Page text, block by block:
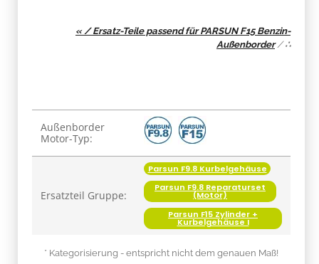
« / Ersatz-Teile passend für PARSUN F15 Benzin-
Außenborder/∴
Produkteigenschaft
Wert
Außenborder
Motor-Typ:
Ersatzteil Gruppe:
Parsun F9.8 Kurbelgehäuse
Parsun F9.8 Reparaturset
(Motor)
Parsun F15 Zylinder +
Kurbelgehäuse I
* Kategorisierung - entspricht nicht dem genauen Maß!